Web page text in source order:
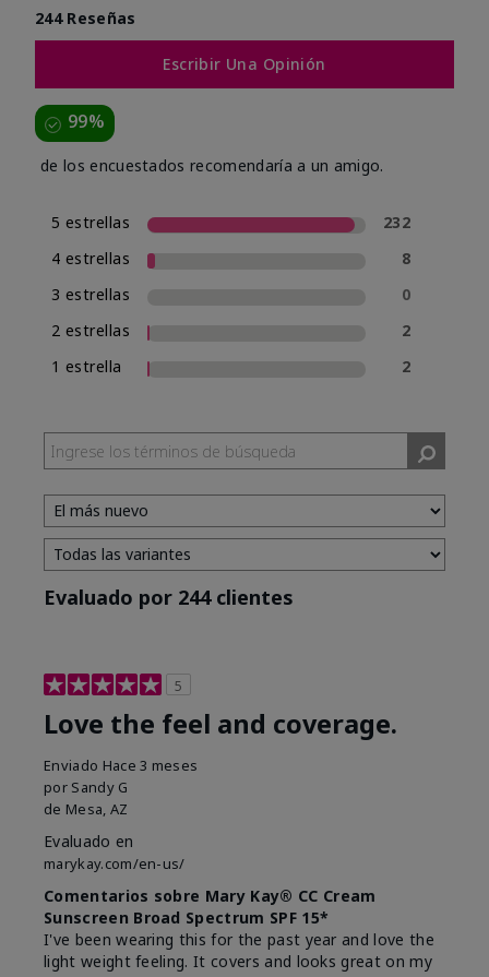
244 Reseñas
Escribir Una Opinión
99%
de los encuestados recomendaría a un amigo.
5 estrellas
232
4 estrellas
8
3 estrellas
0
2 estrellas
2
1 estrella
2
Evaluado por 244 clientes
5
Love the feel and coverage.
Enviado Hace 3 meses
por Sandy G
de Mesa, AZ
Evaluado en
marykay.com/en-us/
Comentarios sobre Mary Kay® CC Cream
Sunscreen Broad Spectrum SPF 15*
I've been wearing this for the past year and love the
light weight feeling. It covers and looks great on my